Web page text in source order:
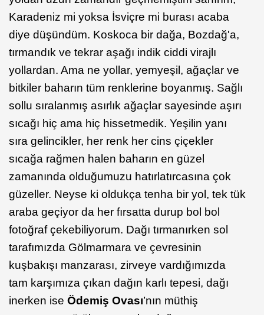
Karadeniz mi yoksa İsviçre mi burası acaba
diye düşündüm. Koskoca bir dağa, Bozdağ'a,
tırmandık ve tekrar aşağı indik ciddi virajlı
yollardan. Ama ne yollar, yemyeşil, ağaçlar ve
bitkiler baharın tüm renklerine boyanmış. Sağlı
sollu sıralanmış asırlık ağaçlar sayesinde aşırı
sıcağı hiç ama hiç hissetmedik. Yeşilin yanı
sıra gelincikler, her renk her cins çiçekler
sıcağa rağmen halen baharın en güzel
zamanında olduğumuzu hatırlatırcasına çok
güzeller. Neyse ki oldukça tenha bir yol, tek tük
araba geçiyor da her fırsatta durup bol bol
fotoğraf çekebiliyorum. Dağı tırmanırken sol
tarafımızda Gölmarmara ve çevresinin
kuşbakışı manzarası, zirveye vardığımızda
tam karşımıza çıkan dağın karlı tepesi, dağı
inerken ise Ödemiş Ovası’nın müthiş